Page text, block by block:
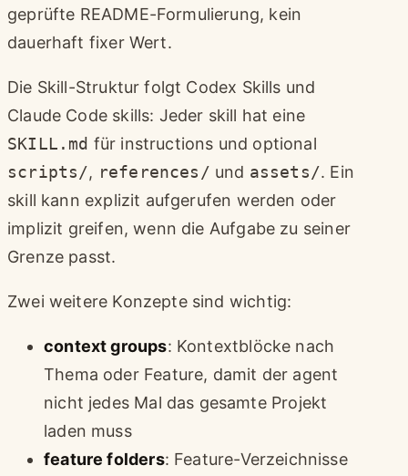
geprüfte README-Formulierung, kein
dauerhaft fixer Wert.
Die Skill-Struktur folgt Codex Skills und
Claude Code skills: Jeder skill hat eine
SKILL.md für instructions und optional
scripts/, references/ und assets/. Ein
skill kann explizit aufgerufen werden oder
implizit greifen, wenn die Aufgabe zu seiner
Grenze passt.
Zwei weitere Konzepte sind wichtig:
context groups: Kontextblöcke nach
Thema oder Feature, damit der agent
nicht jedes Mal das gesamte Projekt
laden muss
feature folders: Feature-Verzeichnisse